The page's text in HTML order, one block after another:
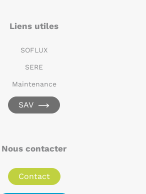
Liens utiles
SOFLUX
SERE
Maintenance
SAV
Nous contacter
Contact